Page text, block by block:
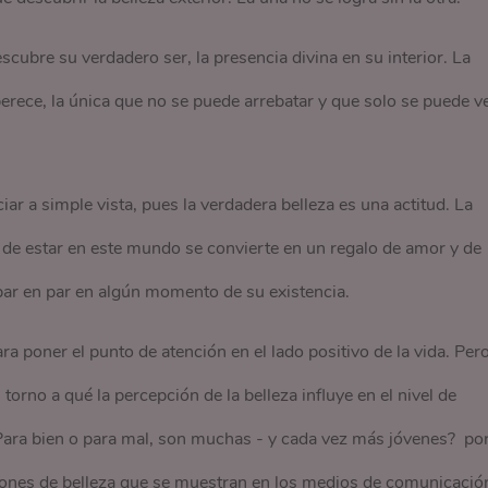
su verdadero ser, la presencia divina en su interior. La
la única que no se puede arrebatar y que solo se puede
a simple vista, pues la verdadera belleza es una actitud. La
estar en este mundo se convierte en un regalo de amor y de
en par en algún momento de su existencia.
poner el punto de atención en el lado positivo de la vida. Pero
a qué la percepción de la belleza influye en el nivel de
bien o para mal, son muchas - y cada vez más jóvenes?
de belleza que se muestran en los medios de